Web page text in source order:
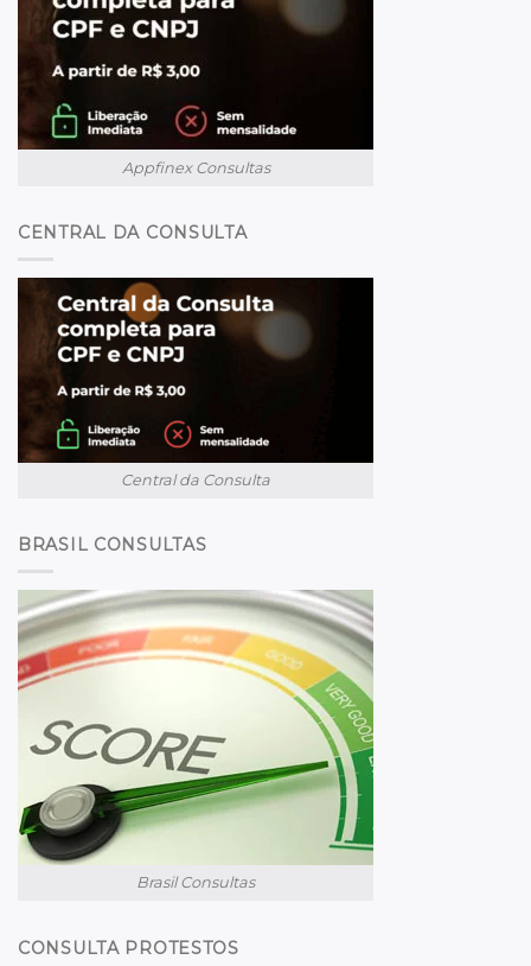
Appfinex Consultas
CENTRAL DA CONSULTA
Central da Consulta
BRASIL CONSULTAS
Brasil Consultas
CONSULTA PROTESTOS